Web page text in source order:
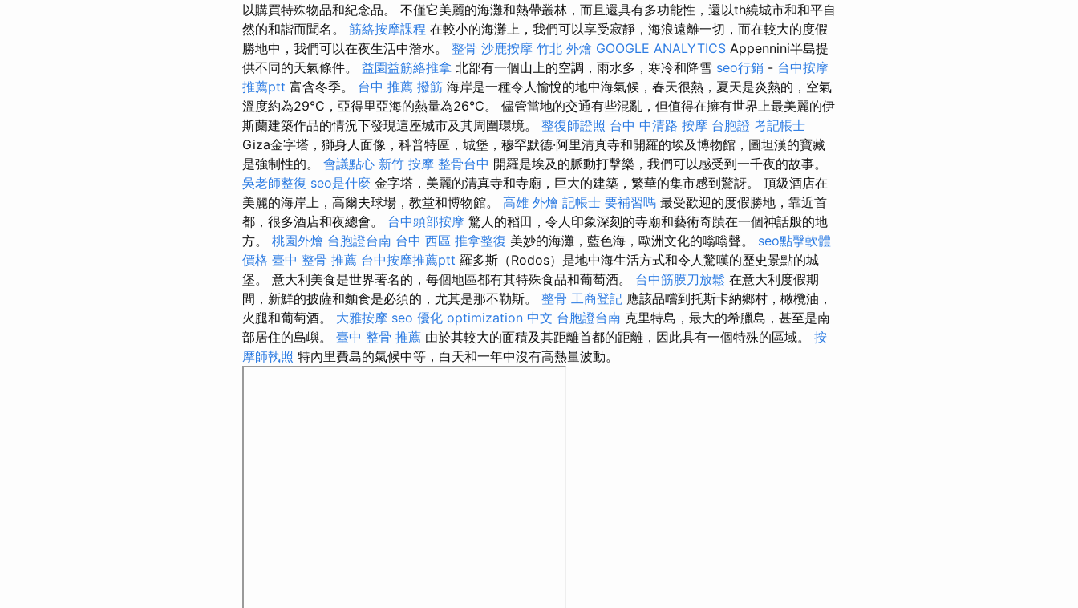
以購買特殊物品和紀念品。 不僅它美麗的海灘和熱帶叢林，而且還具有多功能性，還以th繞城市和和平自
然的和諧而聞名。 筋絡按摩課程 在較小的海灘上，我們可以享受寂靜，海浪遠離一切，而在較大的度假
勝地中，我們可以在夜生活中潛水。 整骨 沙鹿按摩 竹北 外燴 GOOGLE ANALYTICS Appennini半島提
供不同的天氣條件。 益園益筋絡推拿 北部有一個山上的空調，雨水多，寒冷和降雪 seo行銷 - 台中按摩
推薦ptt 富含冬季。 台中 推薦 撥筋 海岸是一種令人愉悅的地中海氣候，春天很熱，夏天是炎熱的，空氣
溫度約為29°C，亞得里亞海的熱量為26°C。 儘管當地的交通有些混亂，但值得在擁有世界上最美麗的伊
斯蘭建築作品的情況下發現這座城市及其周圍環境。 整復師證照 台中 中清路 按摩 台胞證 考記帳士
Giza金字塔，獅身人面像，科普特區，城堡，穆罕默德·阿里清真寺和開羅的埃及博物館，圖坦漢的寶藏
是強制性的。 會議點心 新竹 按摩 整骨台中 開羅是埃及的脈動打擊樂，我們可以感受到一千夜的故事。
吳老師整復 seo是什麼 金字塔，美麗的清真寺和寺廟，巨大的建築，繁華的集市感到驚訝。 頂級酒店在
美麗的海岸上，高爾夫球場，教堂和博物館。 高雄 外燴 記帳士 要補習嗎 最受歡迎的度假勝地，靠近首
都，很多酒店和夜總會。 台中頭部按摩 驚人的稻田，令人印象深刻的寺廟和藝術奇蹟在一個神話般的地
方。 桃園外燴 台胞證台南 台中 西區 推拿整復 美妙的海灘，藍色海，歐洲文化的嗡嗡聲。 seo點擊軟體
價格 臺中 整骨 推薦 台中按摩推薦ptt 羅多斯（Rodos）是地中海生活方式和令人驚嘆的歷史景點的城
堡。 意大利美食是世界著名的，每個地區都有其特殊食品和葡萄酒。 台中筋膜刀放鬆 在意大利度假期
間，新鮮的披薩和麵食是必須的，尤其是那不勒斯。 整骨 工商登記 應該品嚐到托斯卡納鄉村，橄欖油，
火腿和葡萄酒。 大雅按摩 seo 優化 optimization 中文 台胞證台南 克里特島，最大的希臘島，甚至是南
部居住的島嶼。 臺中 整骨 推薦 由於其較大的面積及其距離首都的距離，因此具有一個特殊的區域。 按
摩師執照 特內里費島的氣候中等，白天和一年中沒有高熱量波動。